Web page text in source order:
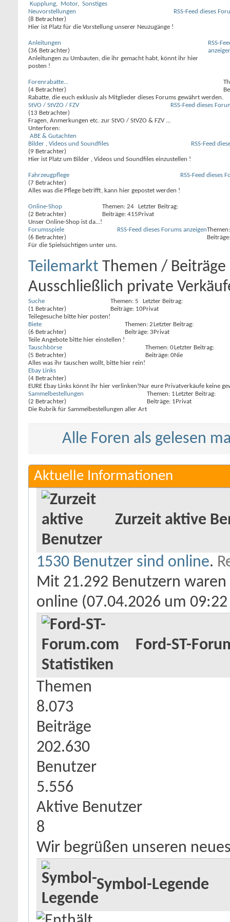
Kupplung, Motor, Sonstiges
Neuvorstellungen
(8 Betrachter)
Hier ist Platz für die Vorstellung unserer Neuzugänge !
RSS-Feed dieses
Anleitungen
(36 Betrachter)
Anleitungen zu Umbauten, die ihr gemacht habt, könnt ihr hier
posten !
RSS-
Forenrabatte...
(4 Betrachter)
Rabatte, die euch exklusiv als Mitglieder dieses Forums gewährt werden.
StVO / StVZO / FZV
(13 Betrachter)
Fragen, Anmerkungen etc. zur StVO / StVZO & FZV ...
Unterforen:
ABE & Gutachten
RSS-Feed dieses
Bilder , Videos und Soundfiles
(9 Betrachter)
Hier ist Platz um Bilder , Videos und Soundfiles einzustellen !
RSS-Feed
Fahrzeugpflege
(7 Betrachter)
Alles was die Pflege betrifft, kann hier gepostet werden !
RSS-Feed dieses
Online-Shop
(2 Betrachter)
Unser Online-Shop ist da...!
Themen: 24
Beiträge: 415
Letzter Beitrag:
Privat
Forumsspiele
(6 Betrachter)
Für die Spielsüchtigen unter uns.
RSS-Feed dieses Forums anzeigen
Teilemarkt Themen / Beiträge
Ausschließlich private
Suche
(1 Betrachter)
Teilegesuche bitte hier posten!
Themen: 5
Beiträge: 10
Letzter Beitrag:
Privat
Biete
(6 Betrachter)
Teile Angebote bitte hier einstellen !
Themen: 2
Beiträge: 3
Letzter Beitrag:
Privat
Tauschbörse
(5 Betrachter)
Alles was ihr tauschen wollt, bitte hier rein!
Themen: 0
Beiträge: 0
Letzter Beitrag:
Nie
Ebay Links
(4 Betrachter)
EURE Ebay Links könnt ihr hier verlinken!Nur eure Privatverkäufe keine
Sammelbestellungen
(2 Betrachter)
Die Rubrik für Sammelbestellungen aller Art
Themen: 1
Beiträge: 1
Letzter Beitrag:
Privat
Alle Foren als gelesen
Aktuelle Informationen
Zurzeit aktive
1530 Benutzer sind online.
Mit 21.292 Benutzern
online (07.04.2026 um 09:22
Ford-ST-
Themen
8.073
Beiträge
202.630
Benutzer
5.556
Aktive Benutzer
8
Wir begrüßen unseren
Symbol-Legende